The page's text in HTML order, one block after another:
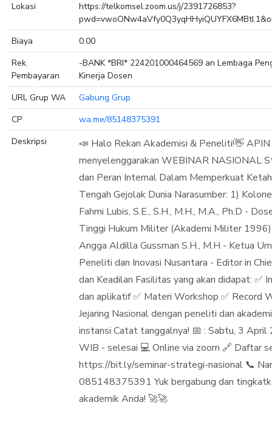
Lokasi
https://telkomsel.zoom.us/j/2391726853?
Biaya
0.00
Rek.
Pembayaran
-BANK *BRI* 224201000464569 an Lembaga
Kinerja Dosen
URL Grup WA
Gabung Grup
CP
wa.me/85148375391
Deskripsi
📣 Halo Rekan Akademisi & Peneliti!👋
menyelenggarakan WEBINAR NASIONAL
dan Peran Internal Dalam Memperkuat
Tengah Gejolak Dunia Narasumber: 1)
Fahmi Lubis, S.E., S.H., M.H., M.A., Ph.D -
Tinggi Hukum Militer (Akademi Militer 1996)
Angga Aldilla Gussman S.H., M.H - Ketua
Peneliti dan Inovasi Nusantara - Editor in
dan Keadilan Fasilitas yang akan didapat: ✅
dan aplikatif ✅ Materi Workshop ✅ Record
Jejaring Nasional dengan peneliti dan
instansi Catat tanggalnya! 📅 : Sabtu, 3
WIB - selesai 💻 Online via zoom 🔗 Daftar
https://bit.ly/seminar-strategi-nasional 📞
085148375391 Yuk bergabung dan
akademik Anda! 🚀🚀